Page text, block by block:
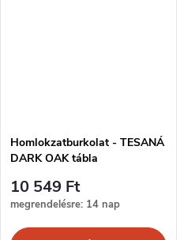
Homlokzatburkolat - TESANÁ
DARK OAK tábla
10 549 Ft
megrendelésre: 14 nap